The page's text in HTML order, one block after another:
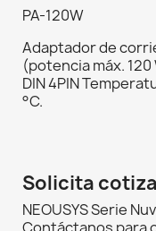
PA-120W
Adaptador de
(potencia máx.
DIN 4PIN
°C.
Solicita
NEOUSYS Serie